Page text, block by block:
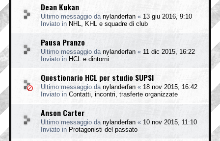
Dean Kukan
Ultimo messaggio da nylanderfan « 13 giu 2016, 9:10
Inviato in NHL, KHL e squadre di club
Pausa Pranzo
Ultimo messaggio da nylanderfan « 11 dic 2015, 16:22
Inviato in HCL e dintorni
Questionario HCL per studio SUPSI
Ultimo messaggio da nylanderfan « 18 nov 2015, 16:42
Inviato in Contatti, incontri, trasferte organizzate
Anson Carter
Ultimo messaggio da nylanderfan « 10 nov 2015, 11:10
Inviato in Protagonisti del passato